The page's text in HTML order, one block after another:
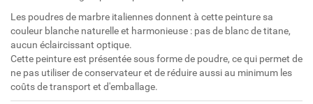
Les poudres de marbre italiennes donnent à cette peinture sa
couleur blanche naturelle et harmonieuse : pas de blanc de titane,
aucun éclaircissant optique.
Cette peinture est présentée sous forme de poudre, ce qui permet de
ne pas utiliser de conservateur et de réduire aussi au minimum les
coûts de transport et d'emballage.